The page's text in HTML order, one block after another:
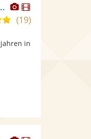
Dieser
Künstler
stellt
Fotos
bereit.
Dieser
Künstler
Sänger/Entertainer
4,9
5
(19)
in